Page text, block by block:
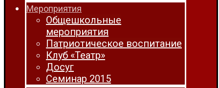
Мероприятия
Общешкольные
мероприятия
Патриотическое воспитание
Клуб «Театр»
Досуг
Семинар 2015